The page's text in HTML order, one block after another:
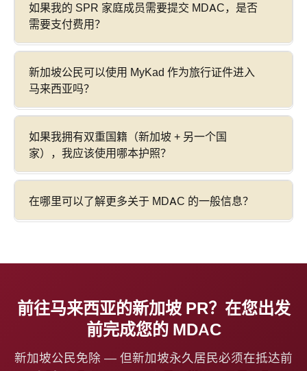
如果我的 SPR 家庭成员需要提交 MDAC，是否
需要支付费用？
新加坡公民可以使用 MyKad 作为旅行证件进入
马来西亚吗？
如果我拥有双重国籍（新加坡 + 另一个国
家），我应该使用哪本护照？
在哪里可以了解更多关于 MDAC 的一般信息？
前往马来西亚的新加坡 PR？在您出发
前完成您的 MDAC
新加坡公民免除 — 但新加坡永久居民必须在抵达前